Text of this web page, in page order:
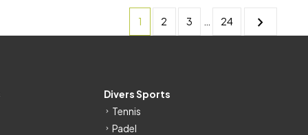
1 2 3 24 chevron_right
Divers Sports
Tennis
Padel